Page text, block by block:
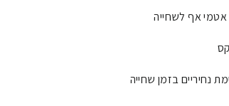
אטמי אף לשחייה
נחיריים בזמן שחייה